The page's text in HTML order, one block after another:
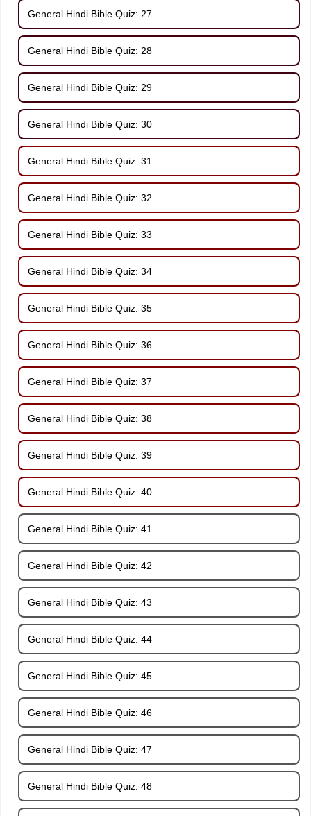
General Hindi Bible Quiz: 27
General Hindi Bible Quiz: 28
General Hindi Bible Quiz: 29
General Hindi Bible Quiz: 30
General Hindi Bible Quiz: 31
General Hindi Bible Quiz: 32
General Hindi Bible Quiz: 33
General Hindi Bible Quiz: 34
General Hindi Bible Quiz: 35
General Hindi Bible Quiz: 36
General Hindi Bible Quiz: 37
General Hindi Bible Quiz: 38
General Hindi Bible Quiz: 39
General Hindi Bible Quiz: 40
General Hindi Bible Quiz: 41
General Hindi Bible Quiz: 42
General Hindi Bible Quiz: 43
General Hindi Bible Quiz: 44
General Hindi Bible Quiz: 45
General Hindi Bible Quiz: 46
General Hindi Bible Quiz: 47
General Hindi Bible Quiz: 48